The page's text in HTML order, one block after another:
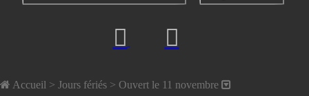
Accueil > Jours fériés > Ouvert le 11 novembre